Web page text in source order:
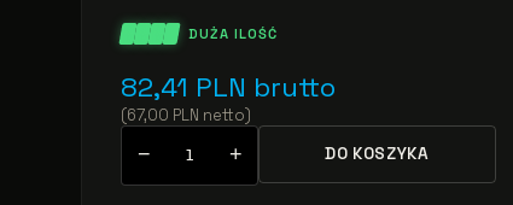
DUŻA ILOŚĆ
82,41 PLN brutto
(67,00 PLN netto)
− + DO KOSZYKA